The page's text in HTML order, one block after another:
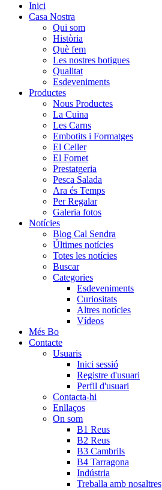
Inici
Casa Nostra
Qui som
Història
Què fem
Les nostres botigues
Qualitat
Esdeveniments
Productes
Nous Productes
La Cuina
Les Carns
Embotits i Formatges
El Celler
El Fornet
Prestatgeria
Pesca Salada
Ara és Temps
Per Regalar
Galeria fotos
Notícies
Blog Cal Sendra
Últimes notícies
Totes les notícies
Buscar
Categories
Esdeveniments
Curiositats
Altres notícies
Vídeos
Més Bo
Contacte
Usuaris
Inici sessió
Registre d'usuari
Perfil d'usuari
Contacta-hi
Enllaços
On som
B1 Reus
B2 Reus
B3 Cambrils
B4 Tarragona
Indústria
Treballa amb nosaltres